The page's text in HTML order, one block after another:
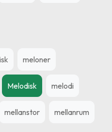
meloner
Melodisk melodi
mellanstor mellanrum